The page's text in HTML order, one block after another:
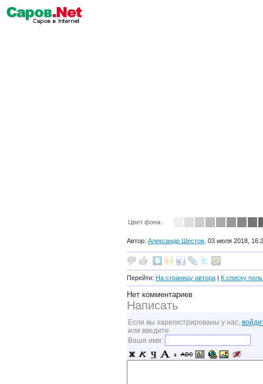
Цвет фона:
Автор: Александр Шестов . 03 июля 2018,
Перейти: На страницу автора | К списку
Нет комментариев
Написать
Если вы зарегистрированы у нас,
или введите
Ваше имя: